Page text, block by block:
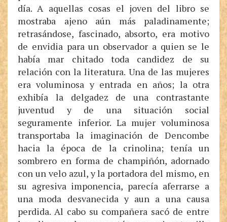
día. A aquellas cosas el joven del libro se
mostraba ajeno aún más paladinamente;
retrasándose, fascinado, absorto, era motivo
de envidia para un observador a quien se le
había mar chitado toda candidez de su
relación con la literatura. Una de las mujeres
era voluminosa y entrada en años; la otra
exhibía la delgadez de una contrastante
juventud y de una situación social
seguramente inferior. La mujer voluminosa
transportaba la imaginación de Dencombe
hacia la época de la crinolina; tenía un
sombrero en forma de champiñón, adornado
con un velo azul, y la portadora del mismo, en
su agresiva imponencia, parecía aferrarse a
una moda desvanecida y aun a una causa
perdida. Al cabo su compañera sacó de entre